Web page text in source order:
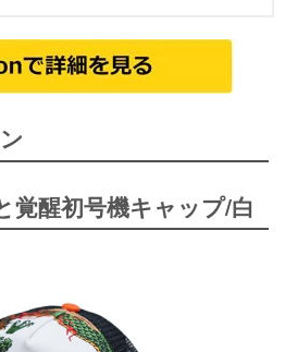
覚醒初号機キャップ/白